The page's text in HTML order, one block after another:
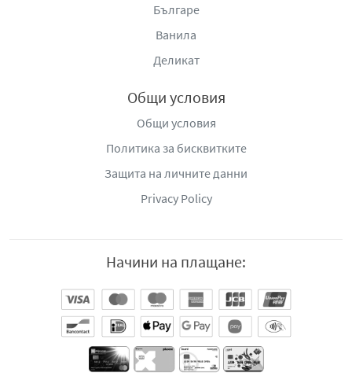
Българе
Ванила
Деликат
Общи условия
Общи условия
Политика за бисквитките
Защита на личните данни
Privacy Policy
Начини на плащане: